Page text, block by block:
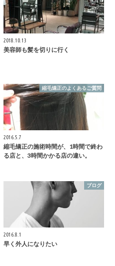
2018.10.13
美容師も髪を切りに行く
縮毛矯正のよくあるご質問
2016.5.7
縮毛矯正の施術時間が、1時間で終わ
る店と、3時間かかる店の違い。
ブログ
2016.8.1
早く外人になりたい